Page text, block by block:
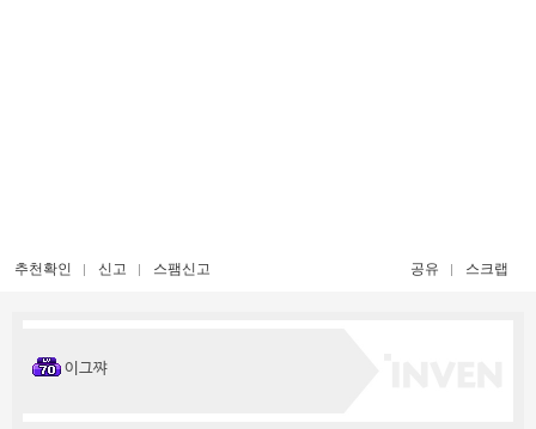
추천확인 신고 스팸신고 공유 스크랩
이그쨔